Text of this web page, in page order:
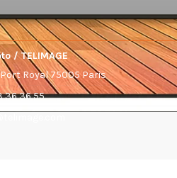
/ TELIMAGE
Royal 75005 Paris
36 36 55